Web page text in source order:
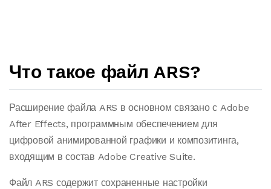
Что такое файл ARS?
Расширение файла ARS в основном связано с Adobe
After Effects, программным обеспечением для
цифровой анимированной графики и композитинга,
входящим в состав Adobe Creative Suite.
Файл ARS содержит сохраненные настройки